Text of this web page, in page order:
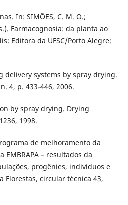
In: SIMÕES, C. M. O.;
Farmacognosia: da planta ao
Editora da UFSC/Porto Alegre:
delivery systems by spray drying.
4, p. 433-446, 2006.
by spray drying. Drying
1998.
de melhoramento da
EMBRAPA – resultados da
progênies, indivíduos e
Florestas, circular técnica 43,